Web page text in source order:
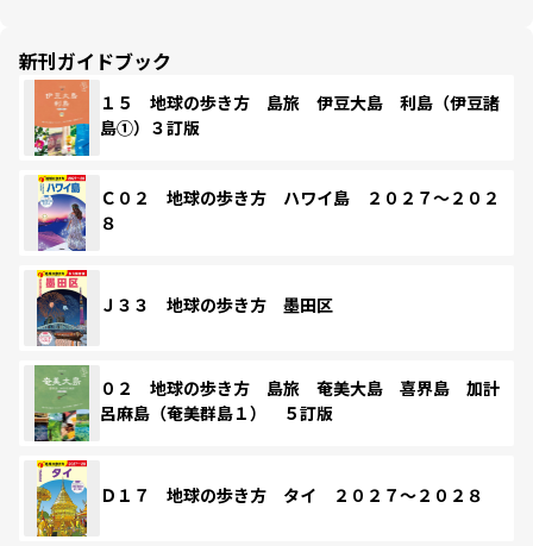
新刊ガイドブック
１５ 地球の歩き方 島旅 伊豆大島 利島（伊豆諸
島①）３訂版
Ｃ０２ 地球の歩き方 ハワイ島 ２０２７～２０２
８
Ｊ３３ 地球の歩き方 墨田区
０２ 地球の歩き方 島旅 奄美大島 喜界島 加計
呂麻島（奄美群島１） ５訂版
Ｄ１７ 地球の歩き方 タイ ２０２７～２０２８